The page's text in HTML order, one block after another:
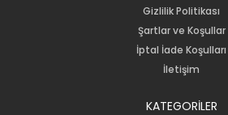
Gizlilik Politikası
Şartlar ve Koşullar
İptal İade Koşulları
İletişim
KATEGORİLER